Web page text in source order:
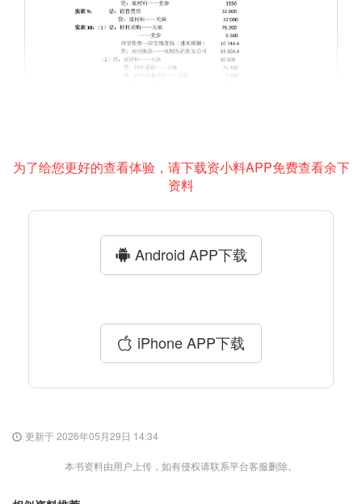
为了给您更好的查看体验，请下载资小料APP免费查看余下
资料
Android APP下载
iPhone APP下载
更新于 2026年05月29日 14:34
本书资料由用户上传，如有侵权请联系平台客服删除。